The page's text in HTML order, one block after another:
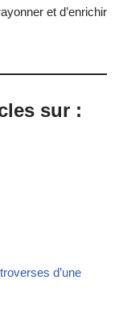
et d’enrichir
sur :
d’une